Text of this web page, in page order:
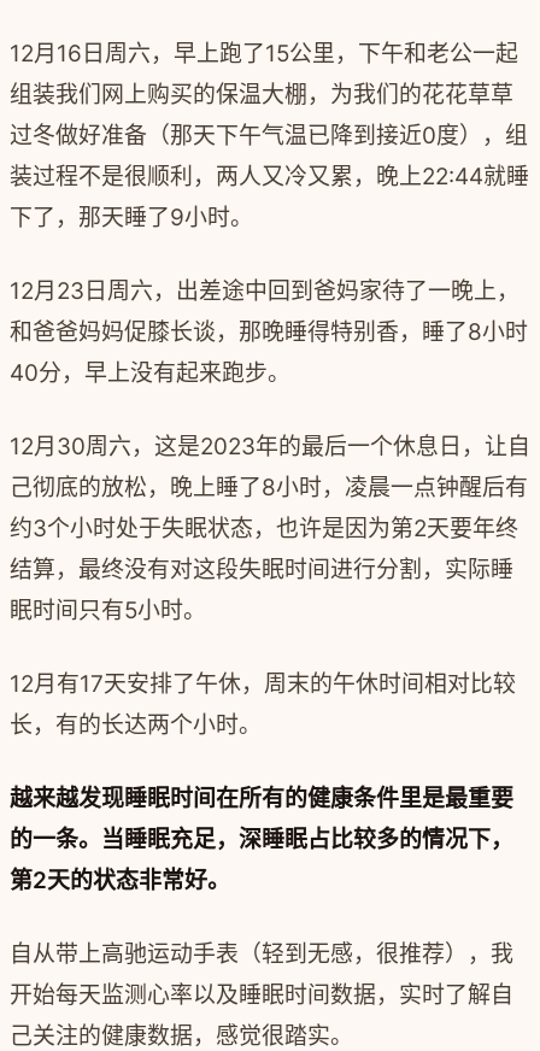
12月16日周六，早上跑了15公里，下午和老公一起
组装我们网上购买的保温大棚，为我们的花花草草
过冬做好准备（那天下午气温已降到接近0度），组
装过程不是很顺利，两人又冷又累，晚上22:44就睡
下了，那天睡了9小时。
12月23日周六，出差途中回到爸妈家待了一晚上，
和爸爸妈妈促膝长谈，那晚睡得特别香，睡了8小时
40分，早上没有起来跑步。
12月30周六，这是2023年的最后一个休息日，让自
己彻底的放松，晚上睡了8小时，凌晨一点钟醒后有
约3个小时处于失眠状态，也许是因为第2天要年终
结算，最终没有对这段失眠时间进行分割，实际睡
眠时间只有5小时。
12月有17天安排了午休，周末的午休时间相对比较
长，有的长达两个小时。
越来越发现睡眠时间在所有的健康条件里是最重要
的一条。当睡眠充足，深睡眠占比较多的情况下，
第2天的状态非常好。
自从带上高驰运动手表（轻到无感，很推荐），我
开始每天监测心率以及睡眠时间数据，实时了解自
己关注的健康数据，感觉很踏实。